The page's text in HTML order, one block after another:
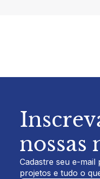
nossas
Cadastre seu e-
projetos e tudo o